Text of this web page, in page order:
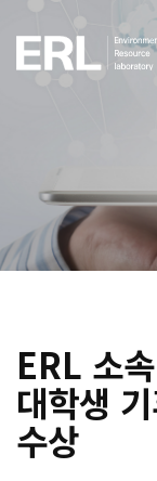
ERL 소
대학생
수상